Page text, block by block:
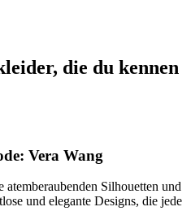
die du kennen
Vera Wang
Silhouetten und
und elegante Designs, die jede